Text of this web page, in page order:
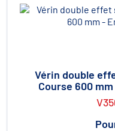
Vérin double
Course 600